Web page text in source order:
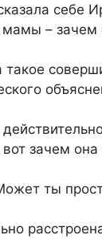
себе
– зачем
вот зачем
ты